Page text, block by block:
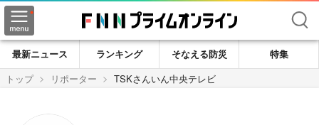
検索
最新ニュース ランキング そなえる防災
特集
トップ
リポーター TSKさんいん中央テレビ